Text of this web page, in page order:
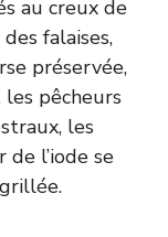
au creux de
falaises,
préservée,
pêcheurs
les
l’iode se